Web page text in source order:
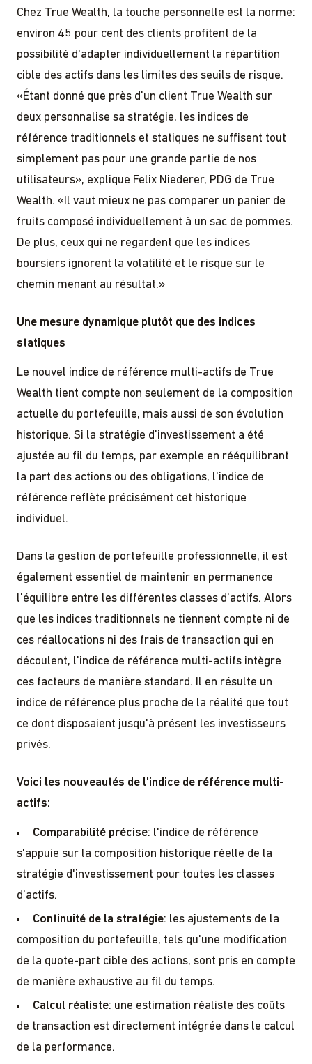
Chez True Wealth, la touche personnelle est la norme:
environ 45 pour cent des clients profitent de la
possibilité d'adapter individuellement la répartition
cible des actifs dans les limites des seuils de risque.
«Étant donné que près d'un client True Wealth sur
deux personnalise sa stratégie, les indices de
référence traditionnels et statiques ne suffisent tout
simplement pas pour une grande partie de nos
utilisateurs», explique Felix Niederer, PDG de True
Wealth. «Il vaut mieux ne pas comparer un panier de
fruits composé individuellement à un sac de pommes.
De plus, ceux qui ne regardent que les indices
boursiers ignorent la volatilité et le risque sur le
chemin menant au résultat.»
Une mesure dynamique plutôt que des indices
statiques
Le nouvel indice de référence multi-actifs de True
Wealth tient compte non seulement de la composition
actuelle du portefeuille, mais aussi de son évolution
historique. Si la stratégie d'investissement a été
ajustée au fil du temps, par exemple en rééquilibrant
la part des actions ou des obligations, l'indice de
référence reflète précisément cet historique
individuel.
Dans la gestion de portefeuille professionnelle, il est
également essentiel de maintenir en permanence
l'équilibre entre les différentes classes d'actifs. Alors
que les indices traditionnels ne tiennent compte ni de
ces réallocations ni des frais de transaction qui en
découlent, l'indice de référence multi-actifs intègre
ces facteurs de manière standard. Il en résulte un
indice de référence plus proche de la réalité que tout
ce dont disposaient jusqu'à présent les investisseurs
privés.
Voici les nouveautés de l'indice de référence multi-
actifs:
Comparabilité précise: l'indice de référence
s'appuie sur la composition historique réelle de la
stratégie d'investissement pour toutes les classes
d'actifs.
Continuité de la stratégie: les ajustements de la
composition du portefeuille, tels qu'une modification
de la quote-part cible des actions, sont pris en compte
de manière exhaustive au fil du temps.
Calcul réaliste: une estimation réaliste des coûts
de transaction est directement intégrée dans le calcul
de la performance.